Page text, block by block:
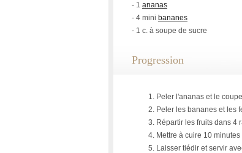
- 1 ananas
- 4 mini bananes
- 1 c. à soupe de sucre
Progression
Peler l'ananas et le
Peler les bananes et les
Répartir les fruits dans 4
Mettre à cuire 10
Laisser tiédir et servir